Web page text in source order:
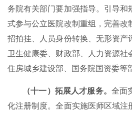
务院有关部门要加强指导。引导和
式参与公立医院改制重组，完善改
招拍挂、人员身份转换、无形资产
卫生健康委、财政部、人力资源社
住房城乡建设部、国务院国资委等
（十一）拓展人才服务。 全面
化注册制度。全面实施医师区域注